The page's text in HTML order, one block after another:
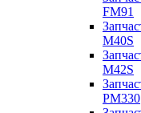
FM91
M40S
M42S
PM330